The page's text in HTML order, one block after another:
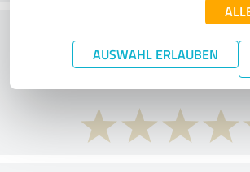
AUSWAHL ERLAUBEN
Wat vind je van de